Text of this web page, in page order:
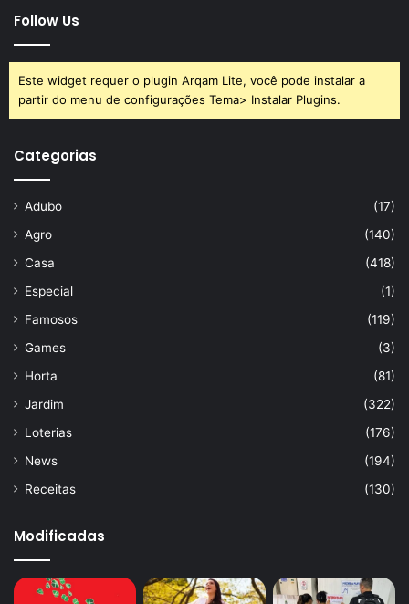
Follow Us
Este widget requer o plugin Arqam Lite, você pode instalar a
partir do menu de configurações Tema> Instalar Plugins.
Categorias
Adubo
(17)
Agro
(140)
Casa
(418)
Especial
(1)
Famosos
(119)
Games
(3)
Horta
(81)
Jardim
(322)
Loterias
(176)
News
(194)
Receitas
(130)
Modificadas